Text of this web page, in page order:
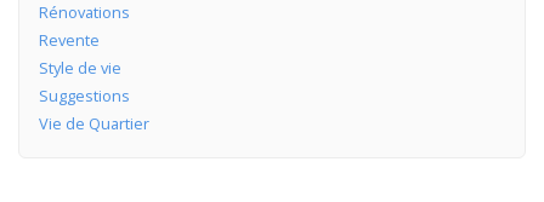
Rénovations
Revente
Style de vie
Suggestions
Vie de Quartier